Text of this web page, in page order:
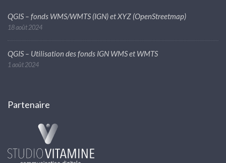
QGIS – fonds WMS/WMTS (IGN) et XYZ (OpenStreetmap)
18 août 2024
QGIS – Utilisation des fonds IGN WMS et WMTS
1 août 2024
Partenaire